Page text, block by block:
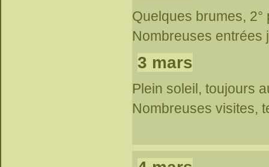
Quelques brumes,
Nombreuses entrées
3 mars
Plein soleil, toujours
Nombreuses visites,